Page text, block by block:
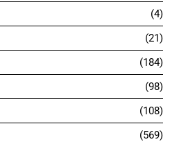
4
21
184
98
108
569